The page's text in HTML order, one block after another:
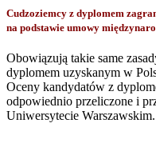
Cudzoziemcy z dyplomem
na podstawie umowy
Obowiązują takie same
dyplomem uzyskanym w
Oceny kandydatów z
odpowiednio przeliczone i
Uniwersytecie Warszawskim.